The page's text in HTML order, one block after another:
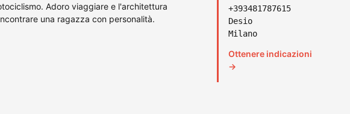
Adoro viaggiare e l'architettura
una ragazza con personalità.
+393481787615
Desio
Milano
Ottenere indicazioni
→